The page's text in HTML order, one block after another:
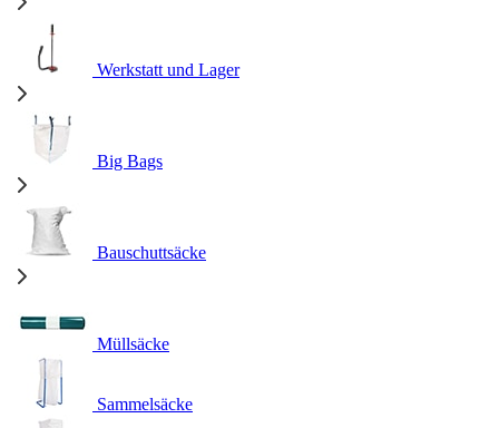
Werkstatt und Lager
Big Bags
Bauschuttsäcke
Müllsäcke
Sammelsäcke